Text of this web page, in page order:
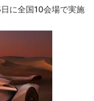
に全国10会場で実施